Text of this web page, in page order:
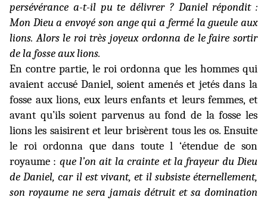
persévérance a-t-il pu te délivrer ? Daniel répondit :
Mon Dieu a envoyé son ange qui a fermé la gueule aux
lions. Alors le roi très joyeux ordonna de le faire sortir
de la fosse aux lions.
En contre partie, le roi ordonna que les hommes qui
avaient accusé Daniel, soient amenés et jetés dans la
fosse aux lions, eux leurs enfants et leurs femmes, et
avant qu’ils soient parvenus au fond de la fosse les
lions les saisirent et leur brisèrent tous les os. Ensuite
le roi ordonna que dans toute l ‘étendue de son
royaume : que l’on ait la crainte et la frayeur du Dieu
de Daniel, car il est vivant, et il subsiste éternellement,
son royaume ne sera jamais détruit et sa domination